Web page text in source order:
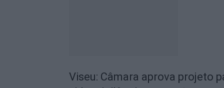
Viseu: Câmara aprova projeto